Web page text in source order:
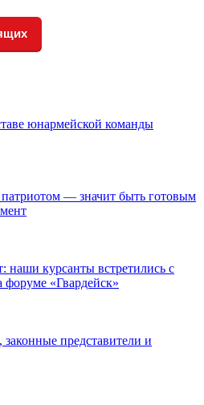
юнармейской команды
— значит быть готовым
наши курсанты встретились с
«Гвардейск»
представители и